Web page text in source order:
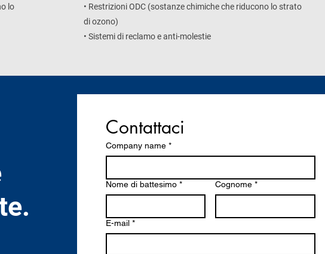
lo
• Restrizioni ODC (sostanze chimiche che riducono lo strato
di ozono)
• Sistemi di reclamo e anti-molestie
Contattaci
Company name *
Nome di battesimo * Cognome *
E-mail *